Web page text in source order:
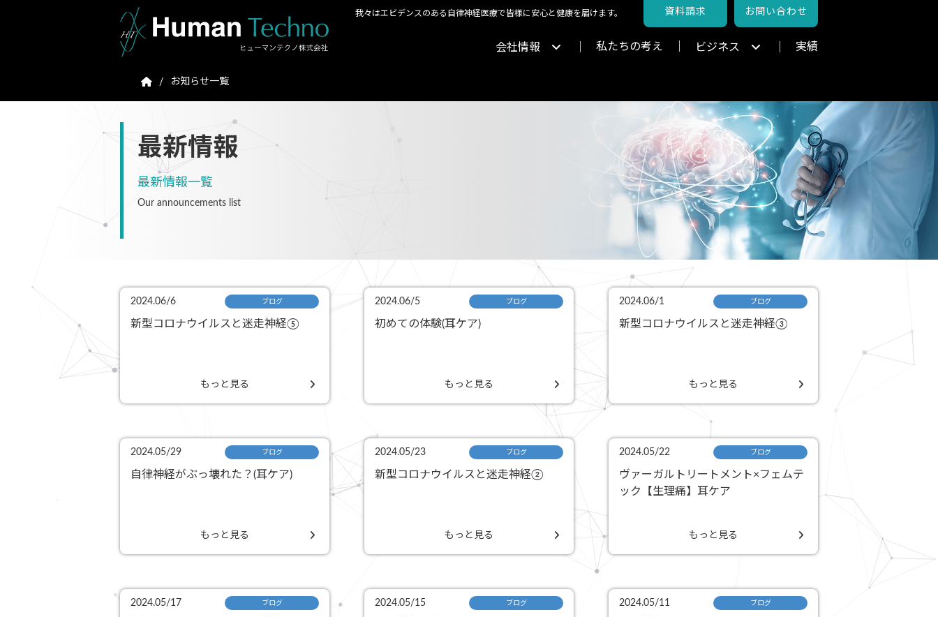
我々はエビデンスのある自律神経医療で皆様に安心と健康を届けます。 資料請求 お問い合わせ
会社情報 私たちの考え ビジネス 実績
お知らせ一覧
最新情報
最新情報一覧
Our announcements list
2024.06/6 ブログ
新型コロナウイルスと迷走神経⑤
もっと見る
2024.06/5 ブログ
初めての体験(耳ケア)
もっと見る
2024.06/1 ブログ
新型コロナウイルスと迷走神経③
もっと見る
2024.05/29 ブログ
自律神経がぶっ壊れた？(耳ケア)
もっと見る
2024.05/23 ブログ
新型コロナウイルスと迷走神経②
もっと見る
2024.05/22 ブログ
ヴァーガルトリートメント×フェムテ
ック【生理痛】耳ケア
もっと見る
2024.05/17 ブログ 2024.05/15 ブログ 2024.05/11 ブログ